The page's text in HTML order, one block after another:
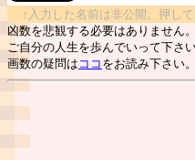
↑入力した名前は非公開。押して
凶数を悲観する必要はありません
ご自分の人生を歩んでいって下さい
画数の疑問は ココ をお読み下さい。